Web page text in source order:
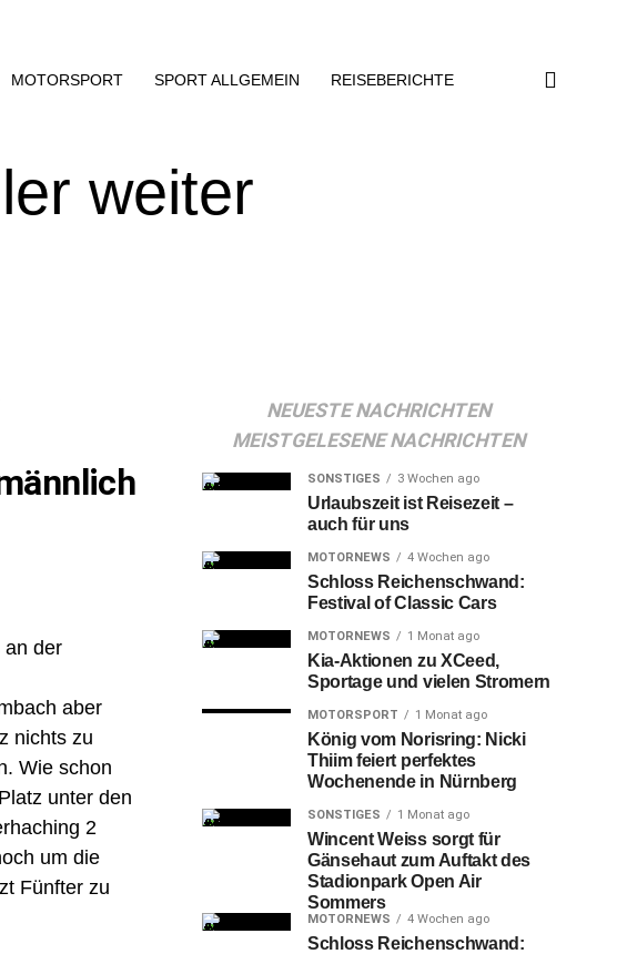
MOTORSPORT SPORT ALLGEMEIN REISEBERICHTE
weiter
an der
aber
nichts zu
Wie schon
unter den
2
um die
Fünfter zu
NEUESTE NACHRICHTEN
MEISTGELESENE NACHRICHTEN
SONSTIGES 3 Wochen ago
Urlaubszeit ist Reisezeit –
auch für uns
MOTORNEWS 4 Wochen ago
Schloss Reichenschwand:
Festival of Classic Cars
MOTORNEWS 1 Monat ago
Kia-Aktionen zu XCeed,
Sportage und vielen Stromern
MOTORSPORT 1 Monat ago
König vom Norisring: Nicki
Thiim feiert perfektes
Wochenende in Nürnberg
SONSTIGES 1 Monat ago
Wincent Weiss sorgt für
Gänsehaut zum Auftakt des
Stadionpark Open Air
Sommers
MOTORNEWS 4 Wochen ago
Schloss Reichenschwand: